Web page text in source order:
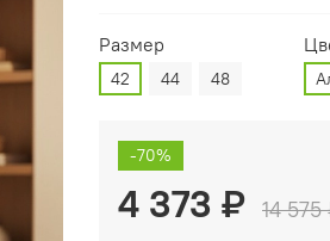
Размер
42 44 48
-70%
4 373 ₽ 14 575